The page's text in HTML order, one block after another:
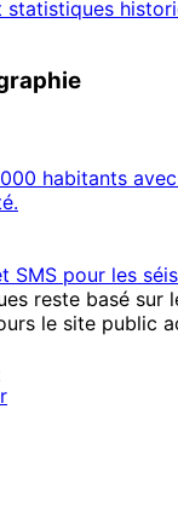
statistiques
habitants
SMS pour les
reste basé sur
le site public